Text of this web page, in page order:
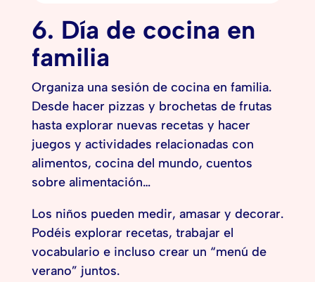
6. Día de cocina en
familia
Organiza una sesión de cocina en familia.
Desde hacer pizzas y brochetas de frutas
hasta explorar nuevas recetas y hacer
juegos y actividades relacionadas con
alimentos, cocina del mundo, cuentos
sobre alimentación…
Los niños pueden medir, amasar y decorar.
Podéis explorar recetas, trabajar el
vocabulario e incluso crear un “menú de
verano” juntos.